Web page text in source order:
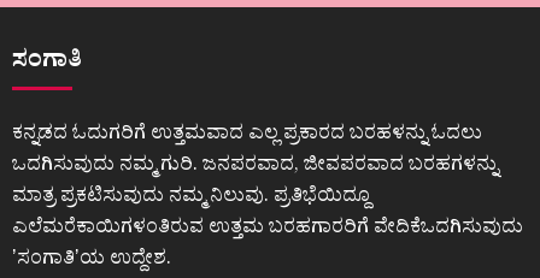
ಸಂಗಾತಿ
ಕನ್ನಡದ ಓದುಗರಿಗೆ ಉತ್ತಮವಾದ ಎಲ್ಲ ಪ್ರಕಾರದ ಬರಹಳನ್ನು ಓದಲು
ಒದಗಿಸುವುದು ನಮ್ಮ ಗುರಿ. ಜನಪರವಾದ, ಜೀವಪರವಾದ ಬರಹಗಳನ್ನು
ಮಾತ್ರ ಪ್ರಕಟಿಸುವುದು ನಮ್ಮ ನಿಲುವು. ಪ್ರತಿಭೆಯಿದ್ದೂ
ಎಲೆಮರೆಕಾಯಿಗಳಂತಿರುವ ಉತ್ತಮ ಬರಹಗಾರರಿಗೆ ವೇದಿಕೆಒದಗಿಸುವುದು
ʼಸಂಗಾತಿʼಯ ಉದ್ದೇಶ.